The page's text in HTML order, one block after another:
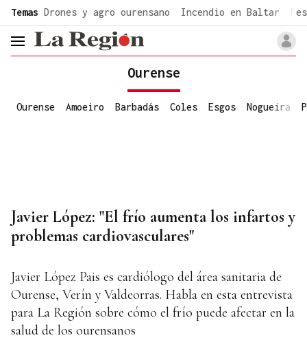
Temas Drones y agro ourensano Incendio en Baltar
header.menu.open
Ourense
Ourense Amoeiro Barbadás Coles Esgos Nogueira
Javier López: "El frío aumenta los infartos y
problemas cardiovasculares"
Javier López Pais es cardiólogo del área sanitaria de
Ourense, Verín y Valdeorras. Habla en esta entrevista
para La Región sobre cómo el frío puede afectar en la
salud de los ourensanos